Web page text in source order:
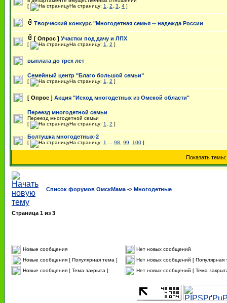
[
На страницу: 1 2 3 4 ]
Творческий конкурс "Многодетная семья -- надежда России
[ Опрос ] Участки под дачу и ЛПХ
[ На страницу: 1 2 ]
выплата до трех лет
Семейный центр "Благо большой семьи"
[ На страницу: 1 2 ]
[ Опрос ] Акция "Исход многодетных из Омской области"
Переезд многодетной семьи
Переезд многодетной семьи
[
На страницу: 1 2 ]
Болтушка многодетных-2
[ На страницу: 1 98 99 100 ]
Показать
Список форумов ОмскМама -> Многодетные
Страница 1 из 3
Новые сообщения
Нет новых сообщений
Новые сообщения [ Популярная тема ]
Нет новых сообщений [ Популярная
Новые сообщения [ Тема закрыта ]
Нет новых сообщений [ Тема